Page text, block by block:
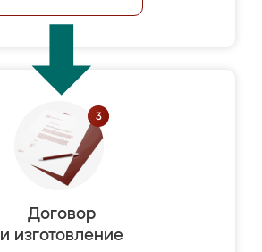
Договор
и изготовление